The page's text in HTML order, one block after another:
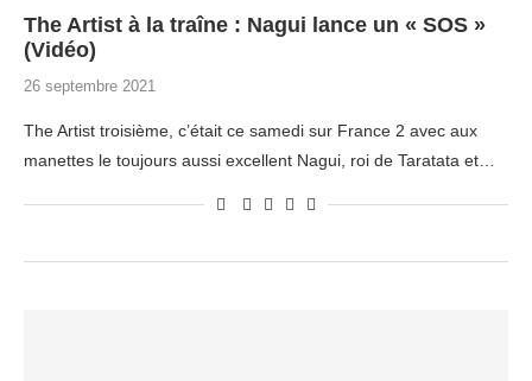
The Artist à la traîne : Nagui lance un « SOS »
(Vidéo)
26 septembre 2021
The Artist troisième, c’était ce samedi sur France 2 avec aux
manettes le toujours aussi excellent Nagui, roi de Taratata et…